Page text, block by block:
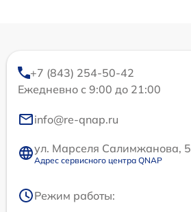
+7 (843) 254-50-42
Ежедневно с 9:00 до 21:00
info@re-qnap.ru
ул. Марселя Салимжанова, 5
Адрес сервисного центра QNAP
Режим работы: